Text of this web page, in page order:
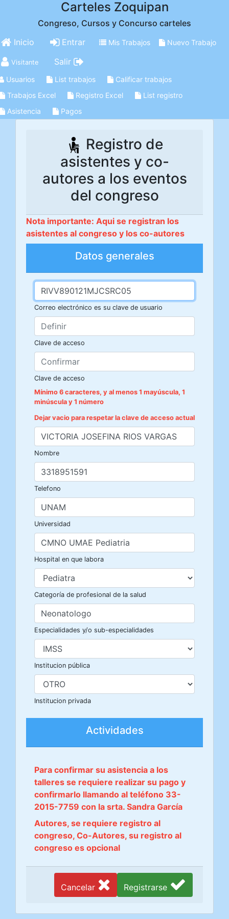
Carteles Zoquipan
Congreso, Cursos y Concurso carteles
Inicio
Entrar Mis Trabajos Nuevo Trabajo
Visitante Salir
Usuarios List trabajos
Calificar trabajos
Trabajos Excel
Registro Excel
List registro
Asistencia
Pagos
Registro de
asistentes y co-
autores a los eventos
del congreso
Nota importante: Aqui se registran los
asistentes al congreso y los co-autores
Datos generales
Correo electrónico es su clave de usuario
Clave de acceso
Clave de acceso
Mínimo 6 caracteres, y al menos 1 mayúscula, 1
minúscula y 1 número
Dejar vacio para respetar la clave de acceso actual
Nombre
Telefono
Universidad
Hospital en que labora
Categoría de profesional de la salud
Especialidades y/o sub-especialidades
Institucion pública
Institucion privada
Actividades
Para confirmar su asistencia a los
talleres se requiere realizar su pago y
confirmarlo llamando al teléfono 33-
2015-7759 con la srta. Sandra García
Autores, se requiere registro al
congreso, Co-Autores, su registro al
congreso es opcional
Registrarse
Cancelar